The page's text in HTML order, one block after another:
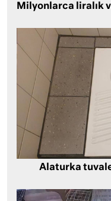
Milyonlarca liralık
Alaturka